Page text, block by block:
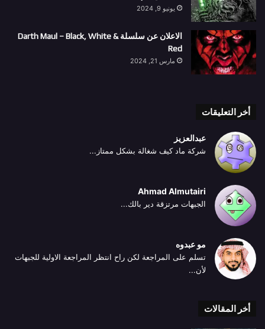
يونيو 9, 2024
الاعلان عن سلسلة Darth Maul – Black, White &
Red
مارس 21, 2024
أخر التعليقات
عبدالعزيز
شركة ماد كيف شغالة بشكل ممتاز...
Ahmad Almutairi
الجبهات مرتزقة دير بالك...
مو عبدوه
تسلم على المراجعة لكن راح انتظر المراجعة الاولية للجبهات
لأن...
أخر المقالات